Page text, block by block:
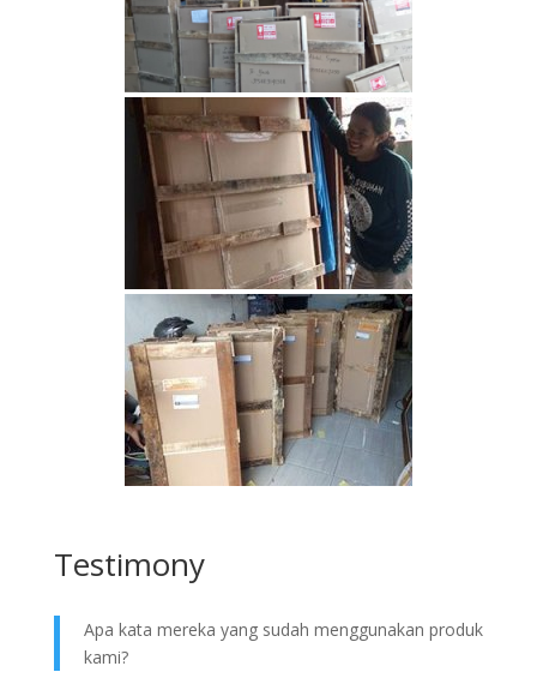
Testimony
Apa kata mereka yang sudah menggunakan produk
kami?